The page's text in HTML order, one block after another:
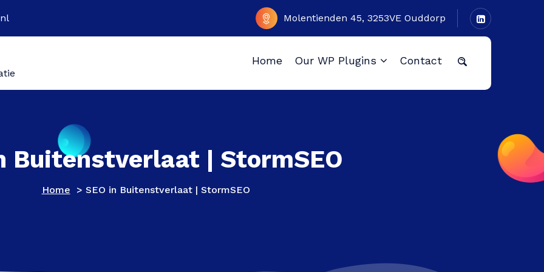
Molentienden 45, 3253VE Ouddorp
Home Our WP Plugins Contact
Buitenstverlaat | StormSEO
Home > SEO in Buitenstverlaat | StormSEO